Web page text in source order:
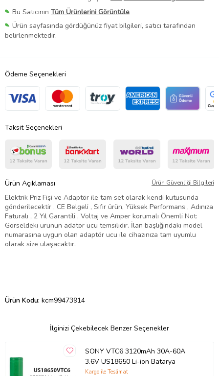
Bu Satıcının Tüm Ürünlerini Görüntüle
Ürün sayfasında gördüğünüz fiyat bilgileri, satıcı tarafından
belirlenmektedir.
Ödeme Seçenekleri
Taksit Seçenekleri
Ürün Açıklaması Ürün Güvenliği Bilgileri
Elektrik Priz Fişi ve Adaptör ile tam set olarak kendi kutusunda
gönderilecektir , CE Belgeli , Sıfır ürün, Yüksek Performans , Adınıza
Faturalı , 2 Yıl Garantili , Voltaj ve Amper korumalı Önemli Not:
Görseldeki ürünün adatör ucu temsilidir. İlan başlığındaki model
numarasına uygun olan adaptör ucu ile cihazınıza tam uyumlu
olarak size ulaşacaktır.
Ürün Kodu: kcm99473914
İlginizi Çekebilecek Benzer Seçenekler
SONY VTC6 3120mAh 30A-60A
3.6V US18650 Li-ion Batarya
Kargo ile Teslimat